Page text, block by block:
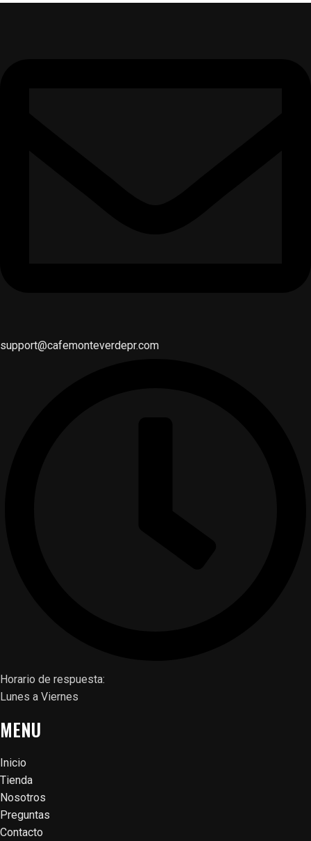
support@cafemonteverdepr.com
Horario de respuesta:
Lunes a Viernes
MENU
Inicio
Tienda
Nosotros
Preguntas
Contacto